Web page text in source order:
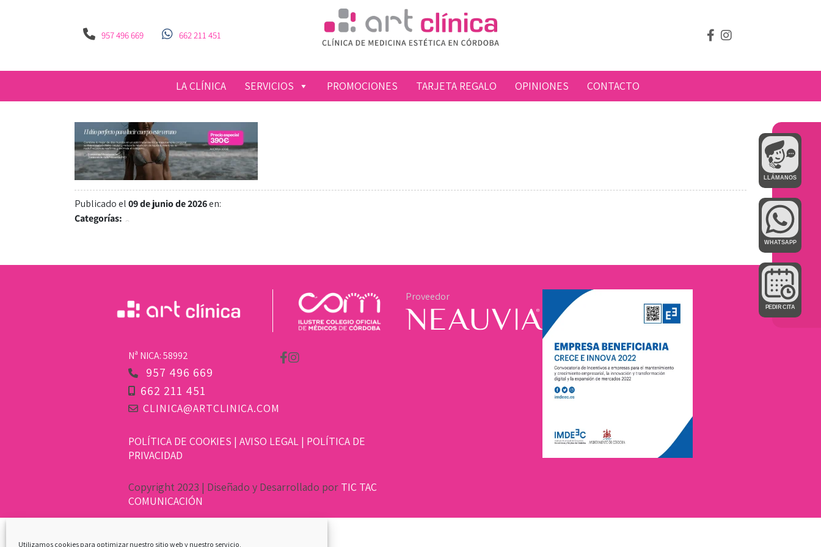
Utilizamos cookies para optimizar nuestro sitio web y nuestro servicio.
957 496 669 662 211 451
LA CLÍNICA SERVICIOS PROMOCIONES TARJETA REGALO OPINIONES CONTACTO
LLÁMANOS
WHATSAPP
PEDIR CITA
Publicado el09 de junio de 2026en:
Categorías:
Nª NICA: 58992
957 496 669
662 211 451
CLINICA@ARTCLINICA.COM
POLÍTICA DE COOKIES | AVISO LEGAL | POLÍTICA DE
PRIVACIDAD
Copyright 2023 | Diseñado y Desarrollado por TIC TAC
COMUNICACIÓN
Proveedor